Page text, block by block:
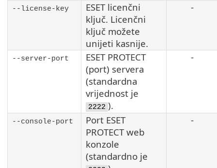
--license-key
ESET licenčni
ključ. Licenčni
ključ možete
unijeti kasnije.
-
--server-port
ESET PROTECT
(port) servera
(standardna
vrijednost je
2222 ).
-
--console-port
Port ESET
PROTECT web
konzole
(standardno je
-